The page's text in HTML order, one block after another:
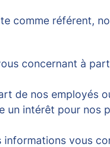
comme référent,
concernant à
de nos employés
un intérêt pour nos
vous